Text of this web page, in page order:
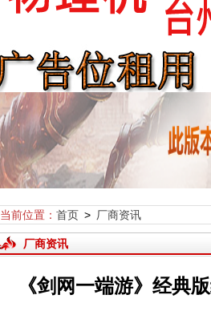
当前位置： 首页 > 厂商资讯
厂商资讯
《剑网一端游》经典